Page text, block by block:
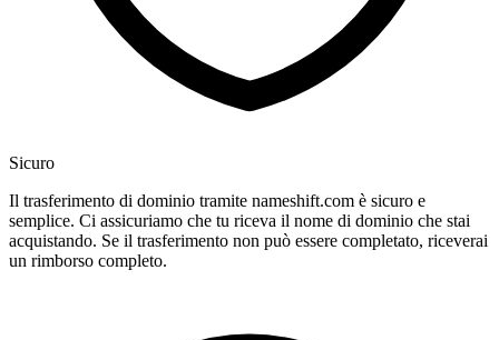
Sicuro
Il trasferimento di dominio tramite nameshift.com è sicuro e
semplice. Ci assicuriamo che tu riceva il nome di dominio che stai
acquistando. Se il trasferimento non può essere completato, riceverai
un rimborso completo.